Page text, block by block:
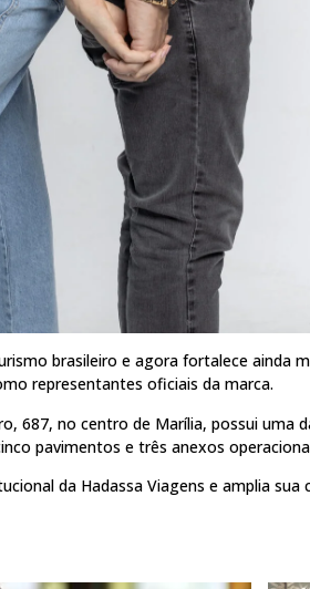
brasileiro e agora fortalece ainda
representantes oficiais da marca.
687, no centro de Marília, possui uma
pavimentos e três anexos
da Hadassa Viagens e amplia sua